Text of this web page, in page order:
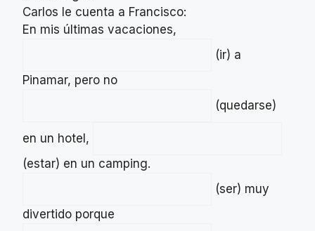
Carlos le cuenta a Francisco:
En mis últimas vacaciones,
(ir) a
Pinamar, pero no
(quedarse)
en un hotel,
(estar) en un camping.
(ser) muy
divertido porque